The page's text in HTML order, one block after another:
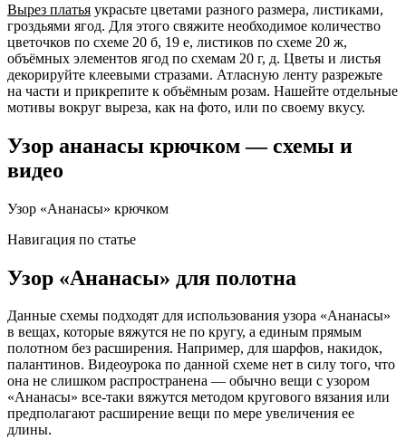
Вырез платья украсьте цветами разного размера, листиками,
гроздьями ягод. Для этого свяжите необходимое количество
цветочков по схеме 20 б, 19 е, листиков по схеме 20 ж,
объёмных элементов ягод по схемам 20 г, д. Цветы и листья
декорируйте клеевыми стразами. Атласную ленту разрежьте
на части и прикрепите к объёмным розам. Нашейте отдельные
мотивы вокруг выреза, как на фото, или по своему вкусу.
Узор ананасы крючком — схемы и
видео
Узор «Ананасы» крючком
Навигация по статье
Узор «Ананасы» для полотна
Данные схемы подходят для использования узора «Ананасы»
в вещах, которые вяжутся не по кругу, а единым прямым
полотном без расширения. Например, для шарфов, накидок,
палантинов. Видеоурока по данной схеме нет в силу того, что
она не слишком распространена — обычно вещи с узором
«Ананасы» все-таки вяжутся методом кругового вязания или
предполагают расширение вещи по мере увеличения ее
длины.